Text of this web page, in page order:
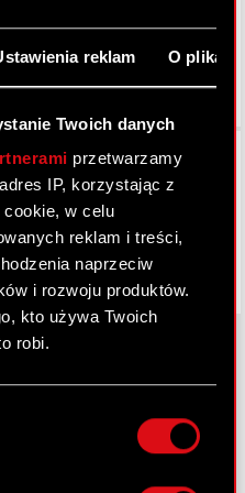
reklam O
Twoich danych
przetwarzamy
IP, korzystając z
w celu
reklam i treści,
naprzeciw
i rozwoju produktów.
kto używa Twoich
robi.
z dokładnością nawet
Facebook